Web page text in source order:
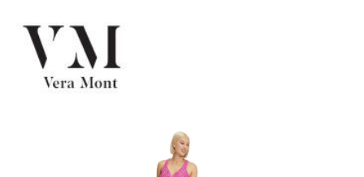
Bildergalerie überspringen